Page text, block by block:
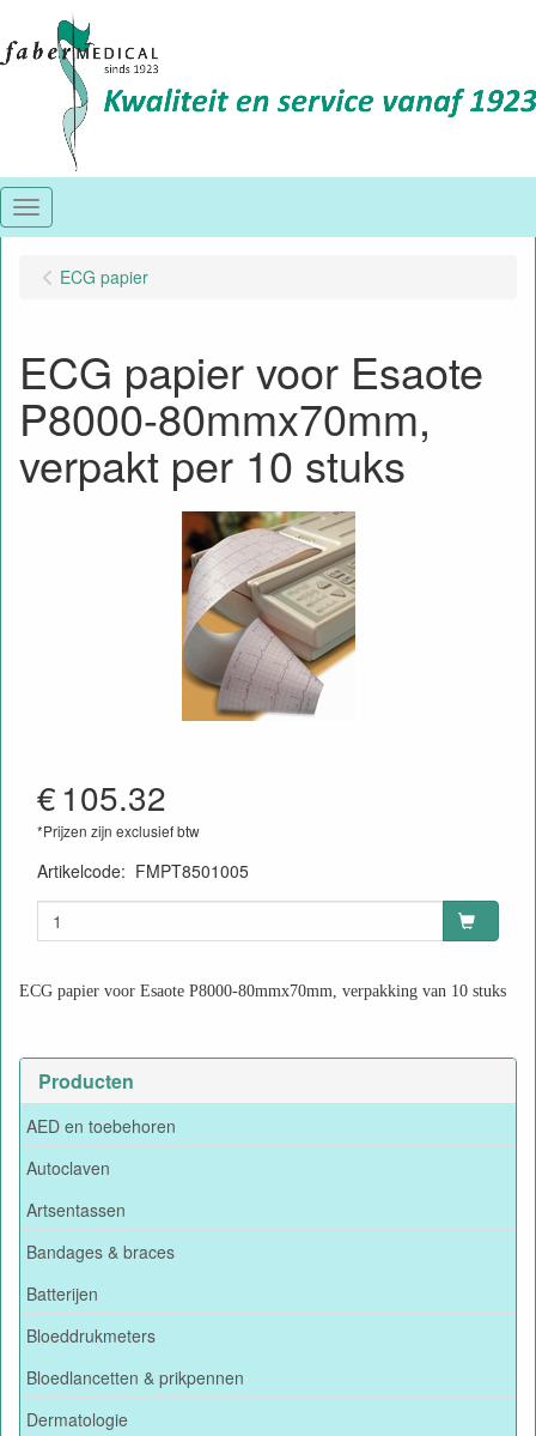
Menu
Producten
AED en toebehoren
Autoclaven
Artsentassen
Bandages & braces
Batterijen
Bloeddrukmeters
Bloedlancetten & prikpennen
Dermatologie
ECG papier
ECG papier voor Esaote
P8000-80mmx70mm,
verpakt per 10 stuks
€105.32
*Prijzen zijn exclusief btw
Artikelcode: FMPT8501005
ECG papier voor Esaote P8000-80mmx70mm, verpakking van 10 stuks